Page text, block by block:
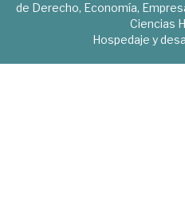
de Derecho, Economía,
Ciencias
Hospedaje y